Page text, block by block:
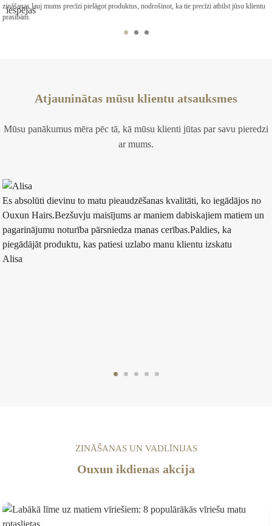
zināšanas ļauj mums precīzi pielāgot produktus, nodrošinot, ka tie precīzi atbilst jūsu klientu
prasībām.
Atjauninātas mūsu klientu atsauksmes
Mūsu panākumus mēra pēc tā, kā mūsu klienti jūtas par savu pieredzi
ar mums.
Es absolūti dievinu to matu pieaudzēšanas kvalitāti, ko iegādājos no
Ouxun Hairs.Bezšuvju maisījums ar maniem dabiskajiem matiem un
pagarinājumu noturība pārsniedza manas cerības.Paldies, ka
piegādājāt produktu, kas patiesi uzlabo manu klientu izskatu
Alisa
ZINĀŠANAS UN VADLĪNIJAS
Ouxun ikdienas akcija